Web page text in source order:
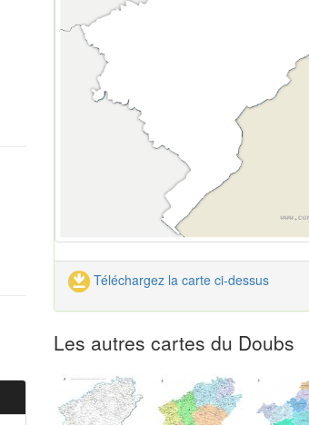
Téléchargez la carte ci-dessus
Les autres cartes du Doubs